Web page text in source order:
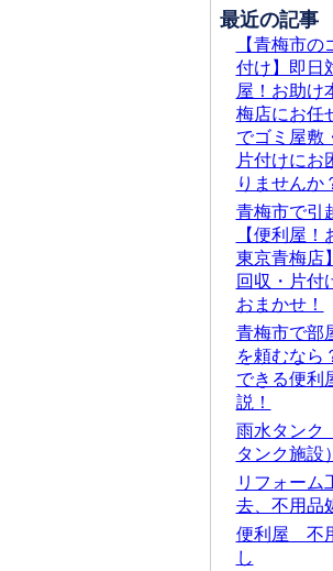
最近の記事
【青梅市
付け】即日
屋！お助け
梅店にお任
でゴミ屋敷
片付けにお
りませんか
青梅市で引
【便利屋
東京青梅
回収・片付
おまかせ！
青梅市で部
を頼むなら
できる便利
説！
雨水タンク
タンク施
リフォーム
去、不用品
便利屋 不
し